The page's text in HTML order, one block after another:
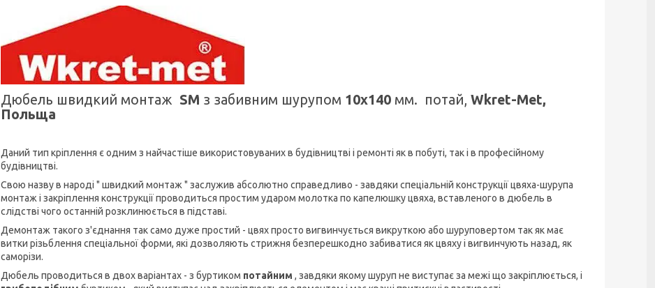
Дюбель швидкий монтаж SM з забивним шурупом 10х140 мм. потай, Wkret-Met,
Польща
Даний тип кріплення є одним з найчастіше використовуваних в будівництві і ремонті як в побуті, так і в професійному
будівництві.
Свою назву в народі " швидкий монтаж " заслужив абсолютно справедливо - завдяки спеціальній конструкції цвяха-шурупа
монтаж і закріплення конструкції проводиться простим ударом молотка по капелюшку цвяха, вставленого в дюбель в
слідстві чого останній розклинюється в підставі.
Демонтаж такого з'єднання так само дуже простий - цвях просто вигвинчується викруткою або шуруповертом так як має
витки різьблення спеціальної форми, які дозволяють стрижня безперешкодно забиватися як цвяху і вигвинчують назад, як
саморізи.
Дюбель проводиться в двох варіантах - з буртиком потайним , завдяки якому шуруп не виступає за межі що закріплюється, і